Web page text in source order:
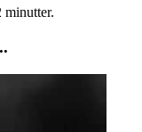
minutter.